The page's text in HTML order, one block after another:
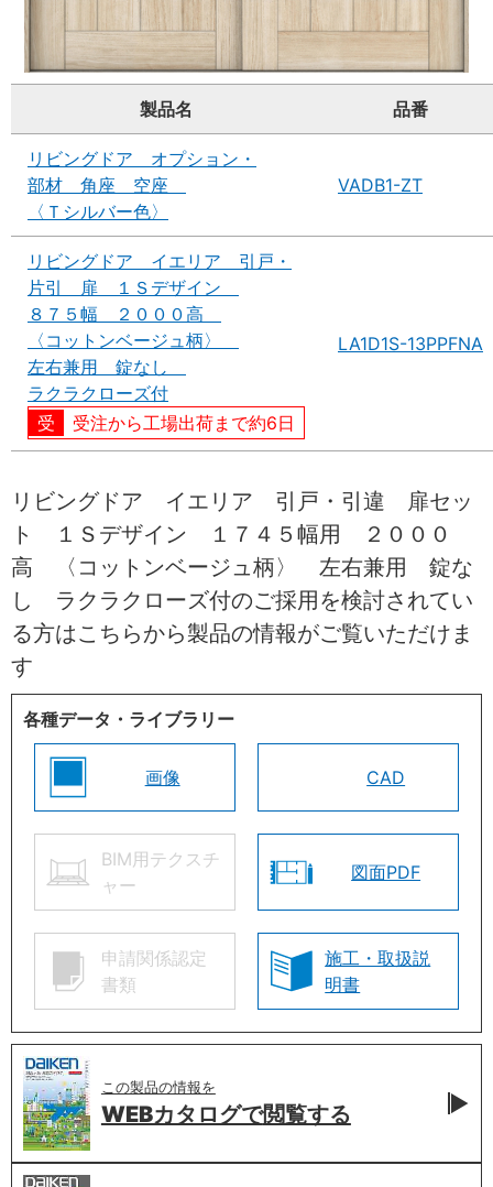
製品名 品番
リビングドア オプション・
部材 角座 空座
〈Ｔシルバー色〉
VADB1-ZT
リビングドア イエリア 引戸・
片引 扉 １Ｓデザイン
８７５幅 ２０００高
〈コットンベージュ柄〉
左右兼用 錠なし
ラクラクローズ付
受注から工場出荷まで約6日
LA1D1S-13PPFNA
リビングドア イエリア 引戸・引違 扉セッ
ト １Ｓデザイン １７４５幅用 ２０００
高 〈コットンベージュ柄〉 左右兼用 錠な
し ラクラクローズ付のご採用を検討されてい
る方はこちらから製品の情報がご覧いただけま
す
各種データ・ライブラリー
画像 CAD
BIM用テクスチ
ャー
図面PDF
申請関係認定
書類
施工・取扱説
明書
この製品の情報を
WEBカタログで閲覧する